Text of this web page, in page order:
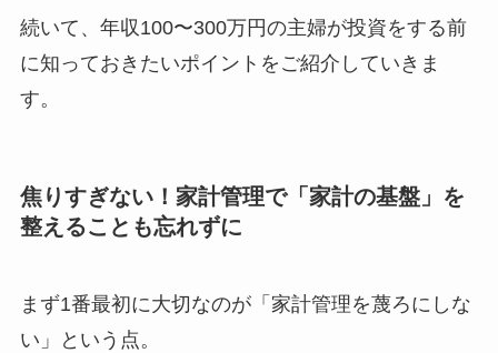
続いて、年収100〜300万円の主婦が投資をする前
に知っておきたいポイントをご紹介していきま
す。
焦りすぎない！家計管理で「家計の基盤」を
整えることも忘れずに
まず1番最初に大切なのが「家計管理を蔑ろにしな
い」という点。